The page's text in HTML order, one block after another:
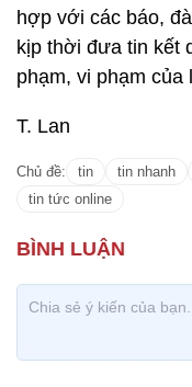
hợp với các báo,
kịp thời đưa tin kết
phạm, vi phạm
T. Lan
Chủ đề: tin tin nhanh
tin tức online